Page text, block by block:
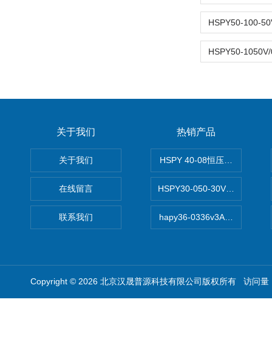
关于我们
关于我们
在线留言
联系我们
热销产品
HSPY 40-08恒压恒流恒功率
HSPY30-050-30V/-05A可调
hapy36-0336v3A高精度小型
Copyright © 2026 北京汉晟普源科技有限公司版权所有 访问量